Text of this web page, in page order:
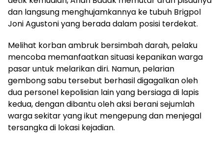
dan langsung menghujamkannya ke tubuh Brigpol
Joni Agustoni yang berada dalam posisi terdekat.
Melihat korban ambruk bersimbah darah, pelaku
mencoba memanfaatkan situasi kepanikan warga
pasar untuk melarikan diri. Namun, pelarian
gembong sabu tersebut berhasil digagalkan oleh
dua personel kepolisian lain yang bersiaga di lapis
kedua, dengan dibantu oleh aksi berani sejumlah
warga sekitar yang ikut mengepung dan menjegal
tersangka di lokasi kejadian.